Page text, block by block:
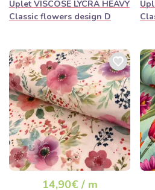
Úplet VISCOSE LYCRA HEAVY
Classic flowers design D
14,90€ / m